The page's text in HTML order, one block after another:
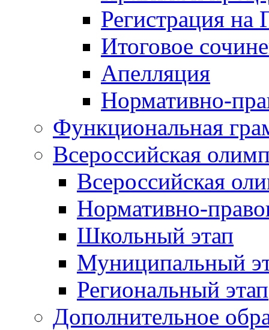
Регистрация
Итоговое
Апелляция
Нормативно-
Функциональная
Всероссийская
Всероссийская
Нормативно-
Школьный этап
Муниципальный
Региональный этап
Дополнительное